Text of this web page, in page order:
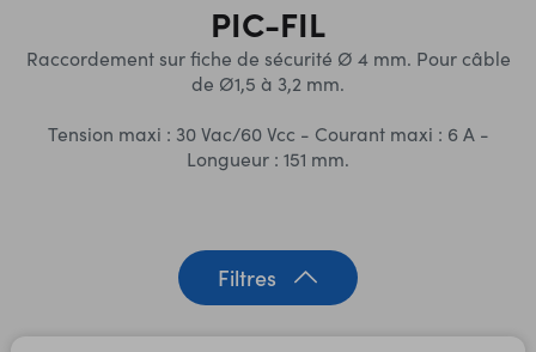
PIC-FIL
Raccordement sur fiche de sécurité Ø 4 mm. Pour câble
de Ø1,5 à 3,2 mm.
Tension maxi : 30 Vac/60 Vcc - Courant maxi : 6 A -
Longueur : 151 mm.
Filtres